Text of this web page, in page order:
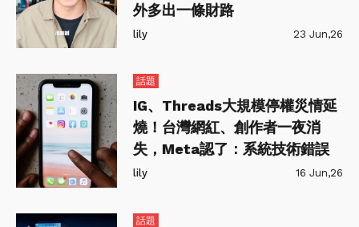
外多出一條財路
lily 23 Jun,26
話題
IG、Threads大規模停權災情延
燒！台灣網紅、創作者一夜消
失，Meta認了：系統技術錯誤
lily 16 Jun,26
話題